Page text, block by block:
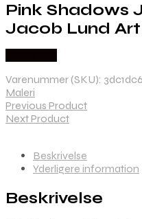
Pink Shadows
Jacob Lund
Varenummer (SKU):
Maleri
Previous Product
Next Product
Beskrivelse
Yderligere information
Beskrivelse